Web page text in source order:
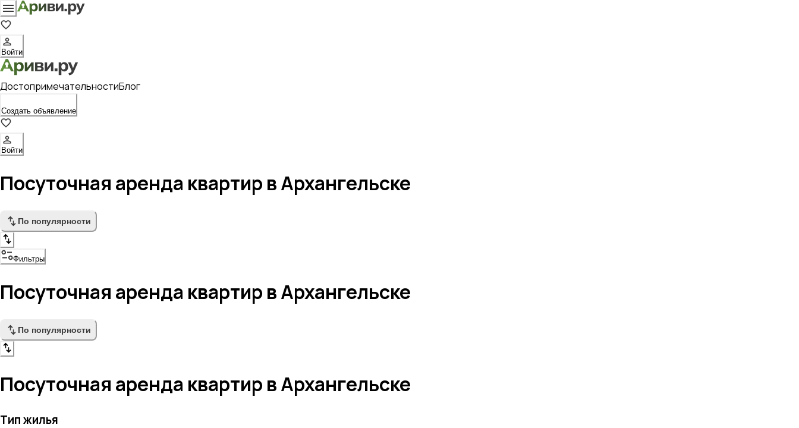
Войти
ДостопримечательностиБлог
Создать объявление
Войти
Посуточная аренда квартир в Архангельске
По популярности
Фильтры
Посуточная аренда квартир в Архангельске
По популярности
Посуточная аренда квартир в Архангельске
Тип жилья